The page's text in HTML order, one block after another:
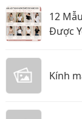
12
Được
Kính